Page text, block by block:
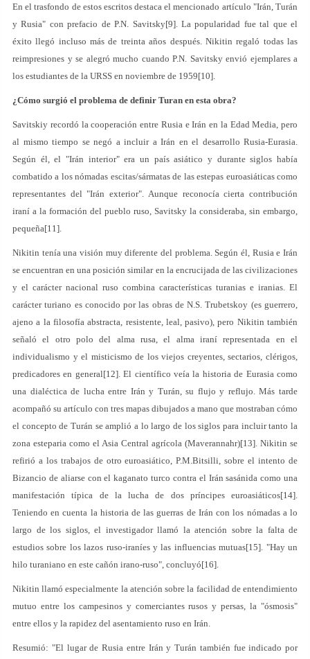
En el trasfondo de estos escritos destaca el mencionado artículo "Irán, Turán
y Rusia" con prefacio de P.N. Savitsky[9]. La popularidad fue tal que el
éxito llegó incluso más de treinta años después. Nikitin regaló todas las
reimpresiones y se alegró mucho cuando P.N. Savitsky envió ejemplares a
los estudiantes de la URSS en noviembre de 1959[10].
¿Cómo surgió el problema de definir Turan en esta obra?
Savitskiy recordó la cooperación entre Rusia e Irán en la Edad Media, pero
al mismo tiempo se negó a incluir a Irán en el desarrollo Rusia-Eurasia.
Según él, el "Irán interior" era un país asiático y durante siglos había
combatido a los nómadas escitas/sármatas de las estepas euroasiáticas como
representantes del "Irán exterior". Aunque reconocía cierta contribución
iraní a la formación del pueblo ruso, Savitsky la consideraba, sin embargo,
pequeña[11].
Nikitin tenía una visión muy diferente del problema. Según él, Rusia e Irán
se encuentran en una posición similar en la encrucijada de las civilizaciones
y el carácter nacional ruso combina características turanias e iranias. El
carácter turiano es conocido por las obras de N.S. Trubetskoy (es guerrero,
ajeno a la filosofía abstracta, resistente, leal, pasivo), pero Nikitin también
señaló el otro polo del alma rusa, el alma iraní representada en el
individualismo y el misticismo de los viejos creyentes, sectarios, clérigos,
predicadores en general[12]. El científico veía la historia de Eurasia como
una dialéctica de lucha entre Irán y Turán, su flujo y reflujo. Más tarde
acompañó su artículo con tres mapas dibujados a mano que mostraban cómo
el concepto de Turán se amplió a lo largo de los siglos para incluir tanto la
zona esteparia como el Asia Central agrícola (Maverannahr)[13]. Nikitin se
refirió a los trabajos de otro euroasiático, P.M.Bitsilli, sobre el intento de
Bizancio de aliarse con el kaganato turco contra el Irán sasánida como una
manifestación típica de la lucha de dos príncipes euroasiáticos[14].
Teniendo en cuenta la historia de las guerras de Irán con los nómadas a lo
largo de los siglos, el investigador llamó la atención sobre la falta de
estudios sobre los lazos ruso-iraníes y las influencias mutuas[15]. "Hay un
hilo turaniano en este cañón irano-ruso", concluyó[16].
Nikitin llamó especialmente la atención sobre la facilidad de entendimiento
mutuo entre los campesinos y comerciantes rusos y persas, la "ósmosis"
entre ellos y la rapidez del asentamiento ruso en Irán.
Resumió: "El lugar de Rusia entre Irán y Turán también fue indicado por